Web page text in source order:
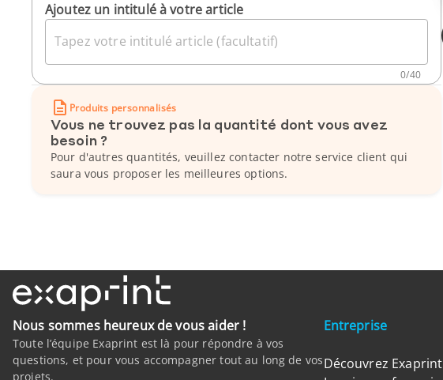
Ajoutez un intitulé à votre article
Tapez votre intitulé article (facultatif)
0/40
Produits personnalisés
Vous ne trouvez pas la quantité dont vous avez
besoin ?
Pour d'autres quantités, veuillez contacter notre service client qui
saura vous proposer les meilleures options.
Nous sommes heureux de vous aider !
Toute l’équipe Exaprint est là pour répondre à vos
questions, et pour vous accompagner tout au long de vos
projets.
Entreprise
Découvrez Exaprint